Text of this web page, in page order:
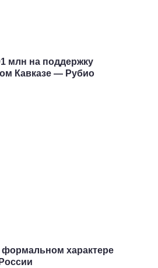
млн на поддержку
Кавказе — Рубио
формальном характере